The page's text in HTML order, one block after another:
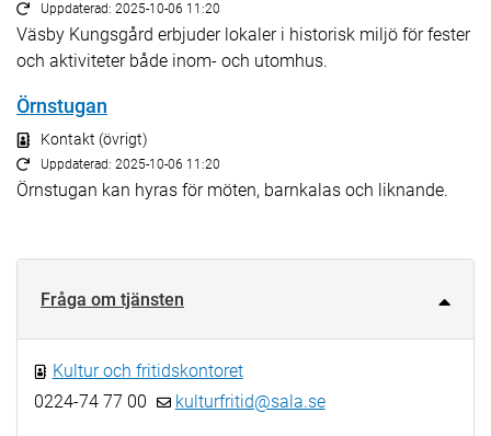
Uppdaterad: 2025-10-06 11:20
Väsby Kungsgård erbjuder lokaler i historisk miljö för fester
och aktiviteter både inom- och utomhus.
Örnstugan
Kontakt (övrigt)
Uppdaterad: 2025-10-06 11:20
Örnstugan kan hyras för möten, barnkalas och liknande.
Fråga om tjänsten
Kultur och fritidskontoret
0224-74 77 00
kulturfritid@sala.se